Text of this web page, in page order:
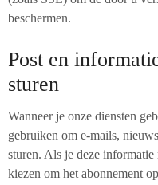
beschermen.
Post en
sturen
Wanneer je onze diensten
gebruiken om e-mails,
sturen. Als je deze
kiezen om het abonnement